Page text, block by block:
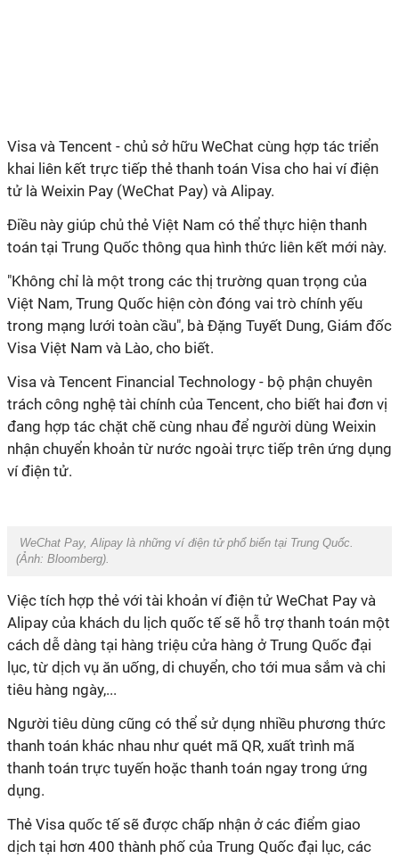
Visa và Tencent - chủ sở hữu WeChat cùng hợp tác triển
khai liên kết trực tiếp thẻ thanh toán Visa cho hai ví điện
tử là Weixin Pay (WeChat Pay) và Alipay.
Điều này giúp chủ thẻ Việt Nam có thể thực hiện thanh
toán tại Trung Quốc thông qua hình thức liên kết mới này.
"Không chỉ là một trong các thị trường quan trọng của
Việt Nam, Trung Quốc hiện còn đóng vai trò chính yếu
trong mạng lưới toàn cầu", bà Đặng Tuyết Dung, Giám đốc
Visa Việt Nam và Lào, cho biết.
Visa và Tencent Financial Technology - bộ phận chuyên
trách công nghệ tài chính của Tencent, cho biết hai đơn vị
đang hợp tác chặt chẽ cùng nhau để người dùng Weixin
nhận chuyển khoản từ nước ngoài trực tiếp trên ứng dụng
ví điện tử.
WeChat Pay, Alipay là những ví điện tử phổ biến tại Trung Quốc.
(Ảnh: Bloomberg).
Việc tích hợp thẻ với tài khoản ví điện tử WeChat Pay và
Alipay của khách du lịch quốc tế sẽ hỗ trợ thanh toán một
cách dễ dàng tại hàng triệu cửa hàng ở Trung Quốc đại
lục, từ dịch vụ ăn uống, di chuyển, cho tới mua sắm và chi
tiêu hàng ngày,...
Người tiêu dùng cũng có thể sử dụng nhiều phương thức
thanh toán khác nhau như quét mã QR, xuất trình mã
thanh toán trực tuyến hoặc thanh toán ngay trong ứng
dụng.
Thẻ Visa quốc tế sẽ được chấp nhận ở các điểm giao
dịch tại hơn 400 thành phố của Trung Quốc đại lục, các